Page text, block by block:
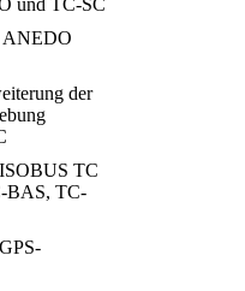
und TC-SC
ANEDO
der
TC
BAS, TC-